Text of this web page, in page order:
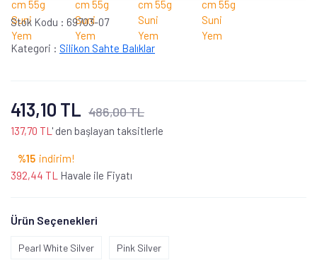
Stok Kodu : 69703-07
Kategori : Silikon Sahte Balıklar
413,10 TL 486,00 TL
137,70 TL ' den başlayan taksitlerle
%15 indirim!
392,44 TL
Havale ile Fiyatı
Ürün Seçenekleri
Pearl White Silver Pink Silver